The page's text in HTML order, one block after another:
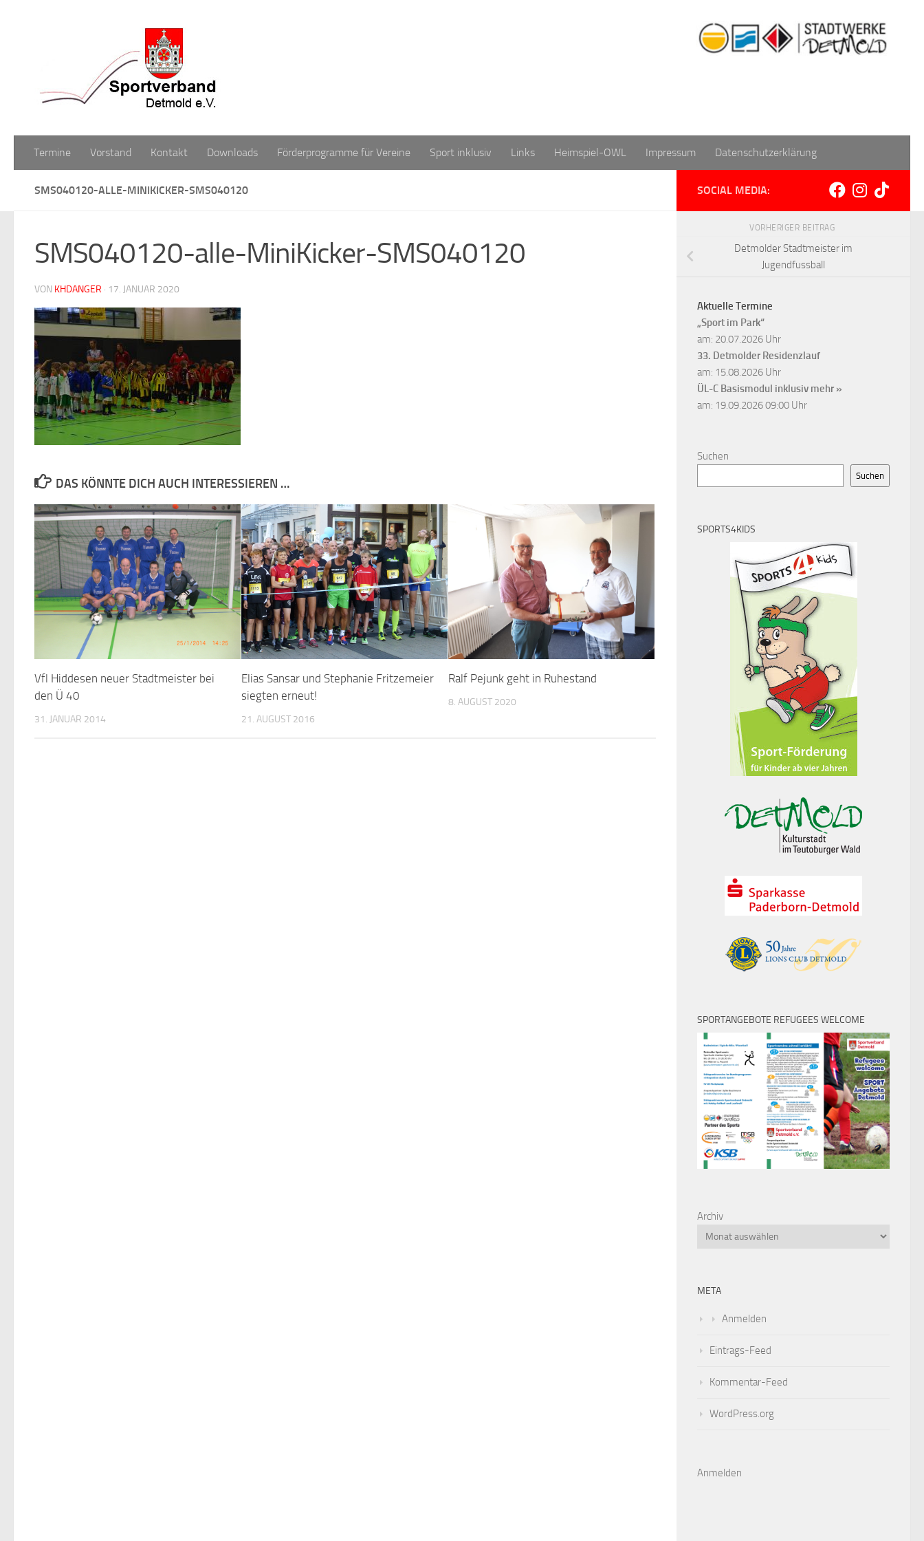
Termine Vorstand Kontakt Downloads Förderprogramme für Vereine Sport inklusiv Links Heimspiel-OWL Impressum Datenschutzerklärung
SMS040120-ALLE-MINIKICKER-SMS040120
SMS040120-alle-MiniKicker-SMS040120
VON KHDANGER · 17. JANUAR 2020
DAS KÖNNTE DICH AUCH INTERESSIEREN …
Vfl Hiddesen neuer Stadtmeister bei
den Ü 40
31. JANUAR 2014
Elias Sansar und Stephanie Fritzemeier
siegten erneut!
21. AUGUST 2016
Ralf Pejunk geht in Ruhestand
8. AUGUST 2020
SOCIAL MEDIA:
VORHERIGER BEITRAG
Detmolder Stadtmeister im
Jugendfussball
Aktuelle Termine
„Sport im Park“
am: 20.07.2026 Uhr
33. Detmolder Residenzlauf
am: 15.08.2026 Uhr
ÜL-C Basismodul inklusiv mehr »
am: 19.09.2026 09:00 Uhr
Suchen
Suchen
SPORTS4KIDS
SPORTANGEBOTE REFUGEES WELCOME
Archiv
META
Anmelden
Eintrags-Feed
Kommentar-Feed
WordPress.org
Anmelden